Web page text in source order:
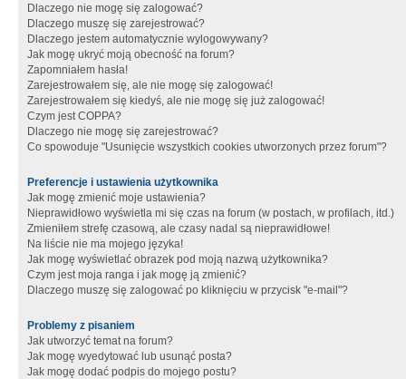
Dlaczego nie mogę się zalogować?
Dlaczego muszę się zarejestrować?
Dlaczego jestem automatycznie wylogowywany?
Jak mogę ukryć moją obecność na forum?
Zapomniałem hasła!
Zarejestrowałem się, ale nie mogę się zalogować!
Zarejestrowałem się kiedyś, ale nie mogę się już zalogować!
Czym jest COPPA?
Dlaczego nie mogę się zarejestrować?
Co spowoduje "Usunięcie wszystkich cookies utworzonych przez forum"?
Preferencje i ustawienia użytkownika
Jak mogę zmienić moje ustawienia?
Nieprawidłowo wyświetla mi się czas na forum (w postach, w profilach, itd.)
Zmieniłem strefę czasową, ale czasy nadal są nieprawidłowe!
Na liście nie ma mojego języka!
Jak mogę wyświetlać obrazek pod moją nazwą użytkownika?
Czym jest moja ranga i jak mogę ją zmienić?
Dlaczego muszę się zalogować po kliknięciu w przycisk "e-mail"?
Problemy z pisaniem
Jak utworzyć temat na forum?
Jak mogę wyedytować lub usunąć posta?
Jak mogę dodać podpis do mojego postu?